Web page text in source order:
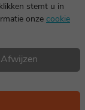
stemt u in
onze cookie
Afwijzen